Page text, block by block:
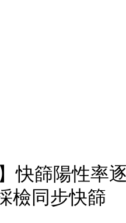
】快篩陽性
檢同步快篩